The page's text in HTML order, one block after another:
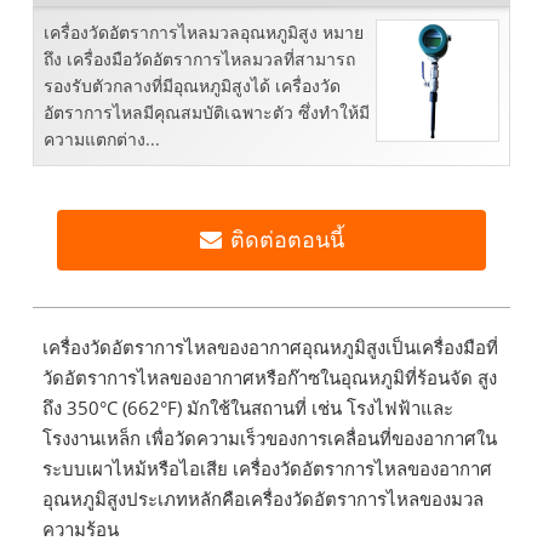
เครื่องวัดอัตราการไหลมวลอุณหภูมิสูง หมาย
ถึง เครื่องมือวัดอัตราการไหลมวลที่สามารถ
รองรับตัวกลางที่มีอุณหภูมิสูงได้ เครื่องวัด
อัตราการไหลมีคุณสมบัติเฉพาะตัว ซึ่งทำให้มี
ความแตกต่าง...
ติดต่อตอนนี้
เครื่องวัดอัตราการไหลของอากาศอุณหภูมิสูงเป็นเครื่องมือที่
วัดอัตราการไหลของอากาศหรือก๊าซในอุณหภูมิที่ร้อนจัด สูง
ถึง 350°C (662°F) มักใช้ในสถานที่ เช่น โรงไฟฟ้าและ
โรงงานเหล็ก เพื่อวัดความเร็วของการเคลื่อนที่ของอากาศใน
ระบบเผาไหม้หรือไอเสีย เครื่องวัดอัตราการไหลของอากาศ
อุณหภูมิสูงประเภทหลักคือเครื่องวัดอัตราการไหลของมวล
ความร้อน